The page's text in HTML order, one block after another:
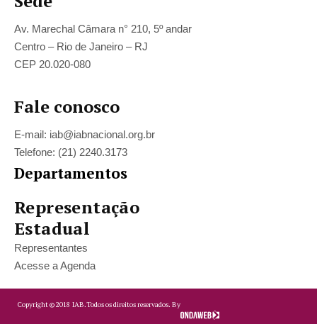
Av. Marechal Câmara n° 210, 5º andar
Centro – Rio de Janeiro – RJ
CEP 20.020-080
Fale conosco
E-mail: iab@iabnacional.org.br
Telefone: (21) 2240.3173
Departamentos
Representação
Estadual
Representantes
Acesse a Agenda
Copyright ©2018 IAB.Todos os direitos reservados. By